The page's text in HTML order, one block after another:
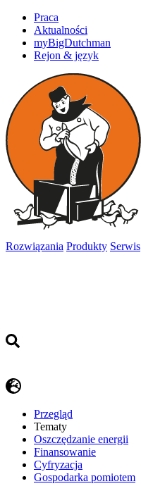
Praca
Aktualności
myBigDutchman
Rejon & język
Rozwiązania Produkty Serwis
Przegląd
Tematy
​Oszczędzanie energii
Finansowanie
Cyfryzacja
Gospodarka pomiotem